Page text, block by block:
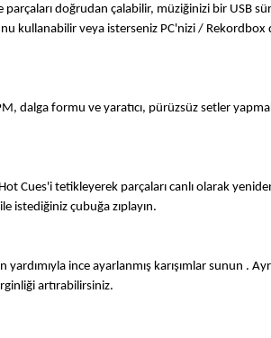
doğrudan çalabilir, müziğinizi bir USB
kullanabilir veya isterseniz PC'nizi /
dalga formu ve yaratıcı, pürüzsüz setler
Cues'i tetikleyerek parçaları canlı olarak
istediğiniz çubuğa zıplayın.
ince ayarlanmış karışımlar sunun .
artırabilirsiniz.